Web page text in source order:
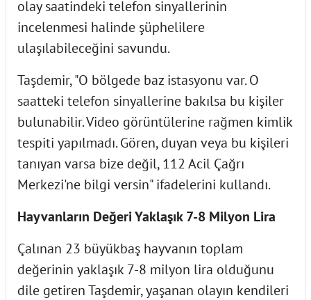
olay saatindeki telefon sinyallerinin
incelenmesi halinde şüphelilere
ulaşılabileceğini savundu.
Taşdemir, "O bölgede baz istasyonu var. O
saatteki telefon sinyallerine bakılsa bu kişiler
bulunabilir. Video görüntülerine rağmen kimlik
tespiti yapılmadı. Gören, duyan veya bu kişileri
tanıyan varsa bize değil, 112 Acil Çağrı
Merkezi'ne bilgi versin" ifadelerini kullandı.
Hayvanların Değeri Yaklaşık 7-8 Milyon Lira
Çalınan 23 büyükbaş hayvanın toplam
değerinin yaklaşık 7-8 milyon lira olduğunu
dile getiren Taşdemir, yaşanan olayın kendileri